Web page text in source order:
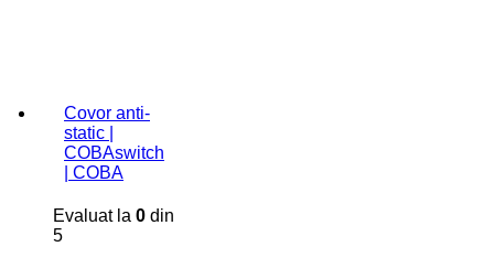
Covor anti-
static |
COBAswitch
| COBA
Evaluat la 0 din
5